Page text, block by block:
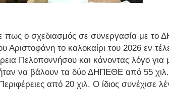
πως ο σχεδιασμός σε συνεργασία με
Αριστοφάνη το καλοκαίρι του 2026 εν
Πελοποννήσου και κάνοντας λόγο για
να βάλουν τα δύο ΔΗΠΕΘΕ από 55
από 20 χιλ. Ο ίδιος συνέχισε